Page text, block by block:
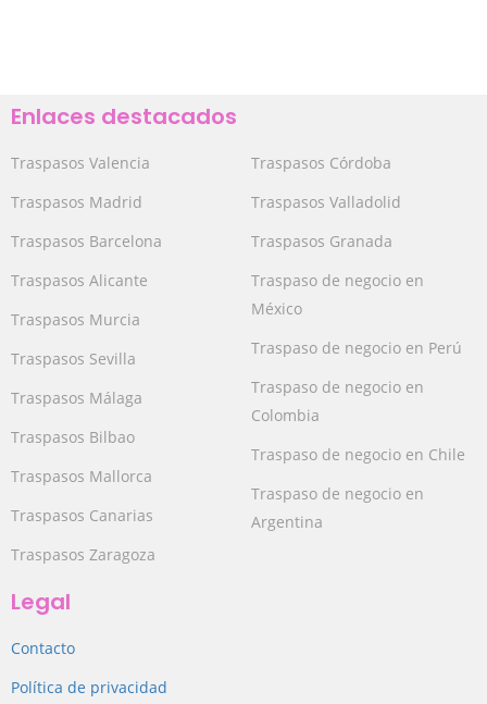
Enlaces destacados
Traspasos Valencia
Traspasos Madrid
Traspasos Barcelona
Traspasos Alicante
Traspasos Murcia
Traspasos Sevilla
Traspasos Málaga
Traspasos Bilbao
Traspasos Mallorca
Traspasos Canarias
Traspasos Zaragoza
Traspasos Córdoba
Traspasos Valladolid
Traspasos Granada
Traspaso de negocio en
México
Traspaso de negocio en Perú
Traspaso de negocio en
Colombia
Traspaso de negocio en Chile
Traspaso de negocio en
Argentina
Legal
Contacto
Política de privacidad